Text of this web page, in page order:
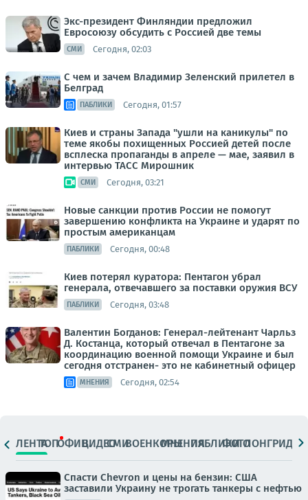
Экс-президент Финляндии предложил
Евросоюзу обсудить с Россией две темы
СМИ Сегодня, 02:03
С чем и зачем Владимир Зеленский прилетел в
Белград
ПАБЛИКИ Сегодня, 01:57
Киев и страны Запада "ушли на каникулы" по
теме якобы похищенных Россией детей после
всплеска пропаганды в апреле — мае, заявил в
интервью ТАСС Мирошник
СМИ Сегодня, 03:21
Новые санкции против России не помогут
завершению конфликта на Украине и ударят по
простым американцам
ПАБЛИКИ Сегодня, 00:48
Киев потерял куратора: Пентагон убрал
генерала, отвечавшего за поставки оружия ВСУ
ПАБЛИКИ Сегодня, 03:48
Валентин Богданов: Генерал-лейтенант Чарльз
Д. Костанца, который отвечал в Пентагоне за
координацию военной помощи Украине и был
сегодня отстранен- это не кабинетный офицер
МНЕНИЯ Сегодня, 02:54
ЛЕНТАТОПОФИЦ.ВИДЕОСМИВОЕНКОРЫМНЕНИЯПАБЛИКИ
ФОТОЛОНГРИДЫ
Спасти Chevron и цены на бензин: США
заставили Украину не трогать танкеры с нефтью